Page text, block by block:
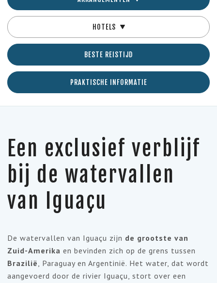
HOTELS
BESTE REISTIJD
PRAKTISCHE INFORMATIE
Een exclusief verblijf
bij de watervallen
van Iguaçu
De watervallen van Iguaçu zijn de grootste van
Zuid-Amerika en bevinden zich op de grens tussen
Brazilië, Paraguay en Argentinië. Het water, dat wordt
aangevoerd door de rivier Iguaçu, stort over een